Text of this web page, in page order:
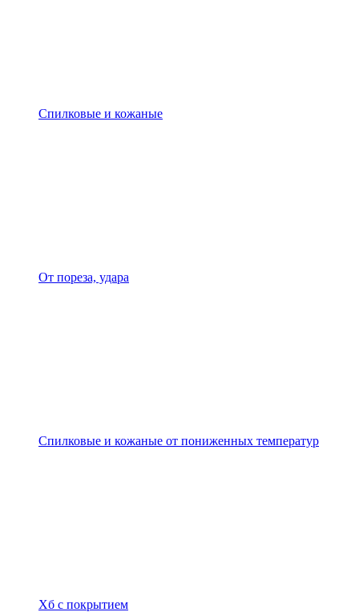
Спилковые и кожаные
От пореза, удара
Спилковые и кожаные от пониженных температур
Хб с покрытием